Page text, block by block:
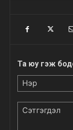
Та юу гэж